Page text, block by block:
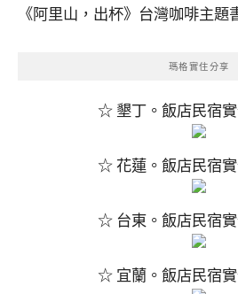
《阿里山，出杯》台灣咖啡主題
瑪格實住分享
☆ 墾丁。飯店民宿
☆ 花蓮。飯店民宿
☆ 台東。飯店民宿
☆ 宜蘭。飯店民宿